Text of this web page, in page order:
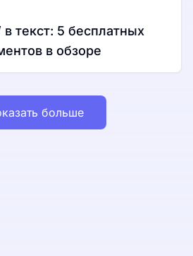
в текст: 5 бесплатных
в обзоре
больше